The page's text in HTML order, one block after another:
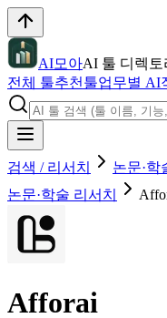
AI모아AI 툴 디렉토
전체 툴추천툴업무별 AI
검색 / 리서치 논문·학
논문·학술 리서치
Afforai